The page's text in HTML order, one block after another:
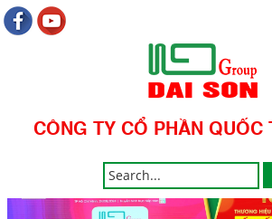
CÔNG TY CỔ PHẦN QUỐC